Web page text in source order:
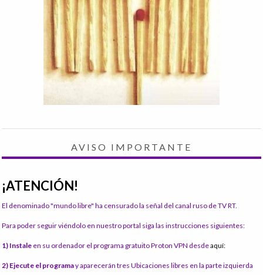
AVISO IMPORTANTE
¡ATENCIÓN!
El denominado "mundo libre" ha censurado la señal del canal ruso de TV RT.
Para poder seguir viéndolo en nuestro portal siga las instrucciones siguientes:
1) Instale en su ordenador el programa gratuito Proton VPN desdeaquí:
2) Ejecute el programay aparecerán tres Ubicaciones libres en la parte izquierda